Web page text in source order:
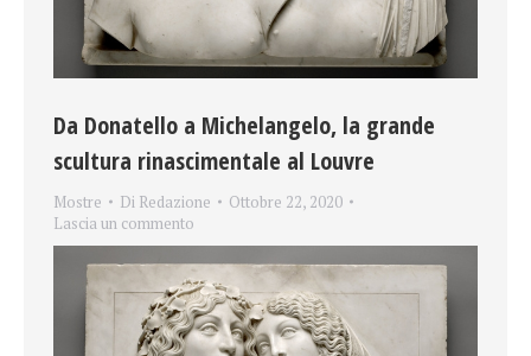
Da Donatello a Michelangelo, la grande
scultura rinascimentale al Louvre
Mostre Di Redazione
Ottobre 22, 2020
Lascia un commento